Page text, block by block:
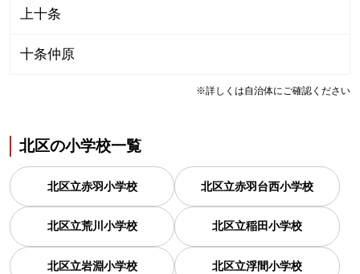
上十条
十条仲原
※詳しくは自治体にご確認ください
北区の小学校一覧
北区立赤羽小学校 北区立赤羽台西小学校
北区立荒川小学校 北区立稲田小学校
北区立岩淵小学校 北区立浮間小学校